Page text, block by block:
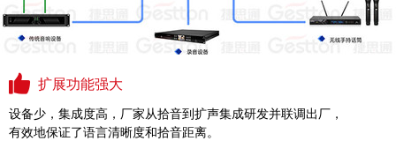
扩展功能强大
设备少，集成度高，厂家从拾音到扩声集成研发并联调出厂，
有效地保证了语言清晰度和拾音距离。